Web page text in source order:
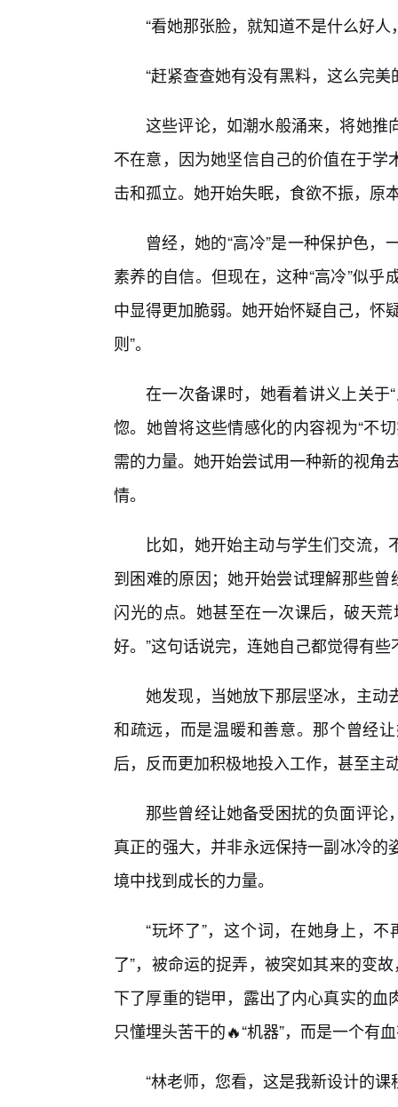
“看她那张脸，就知道不是什么好
“赶紧查查她有没有黑料，这么完美
这些评论，如潮水般涌来，将她推
不在意，因为她坚信自己的价值在于
击和孤立。她开始失眠，食欲不振，原
曾经，她的“高冷”是一种保护色
素养的自信。但现在，这种“高冷”似
中显得更加脆弱。她开始怀疑自己，怀
则”。
在一次备课时，她看着讲义上关于
惚。她曾将这些情感化的内容视为“不
需的力量。她开始尝试用一种新的视角
情。
比如，她开始主动与学生们交流
到困难的原因；她开始尝试理解那些
闪光的点。她甚至在一次课后，破天
好。”这句话说完，连她自己都觉得有些
她发现，当她放下那层坚冰，主动
和疏远，而是温暖和善意。那个曾经
后，反而更加积极地投入工作，甚至主
那些曾经让她备受困扰的负面评
真正的强大，并非永远保持一副冰冷
境中找到成长的力量。
“玩坏了”，这个词，在她身上，
了”，被命运的捉弄，被突如其来的变
下了厚重的铠甲，露出了内心真实的
只懂埋头苦干的🔥“机器”，而是一个有
“林老师，您看，这是我新设计的